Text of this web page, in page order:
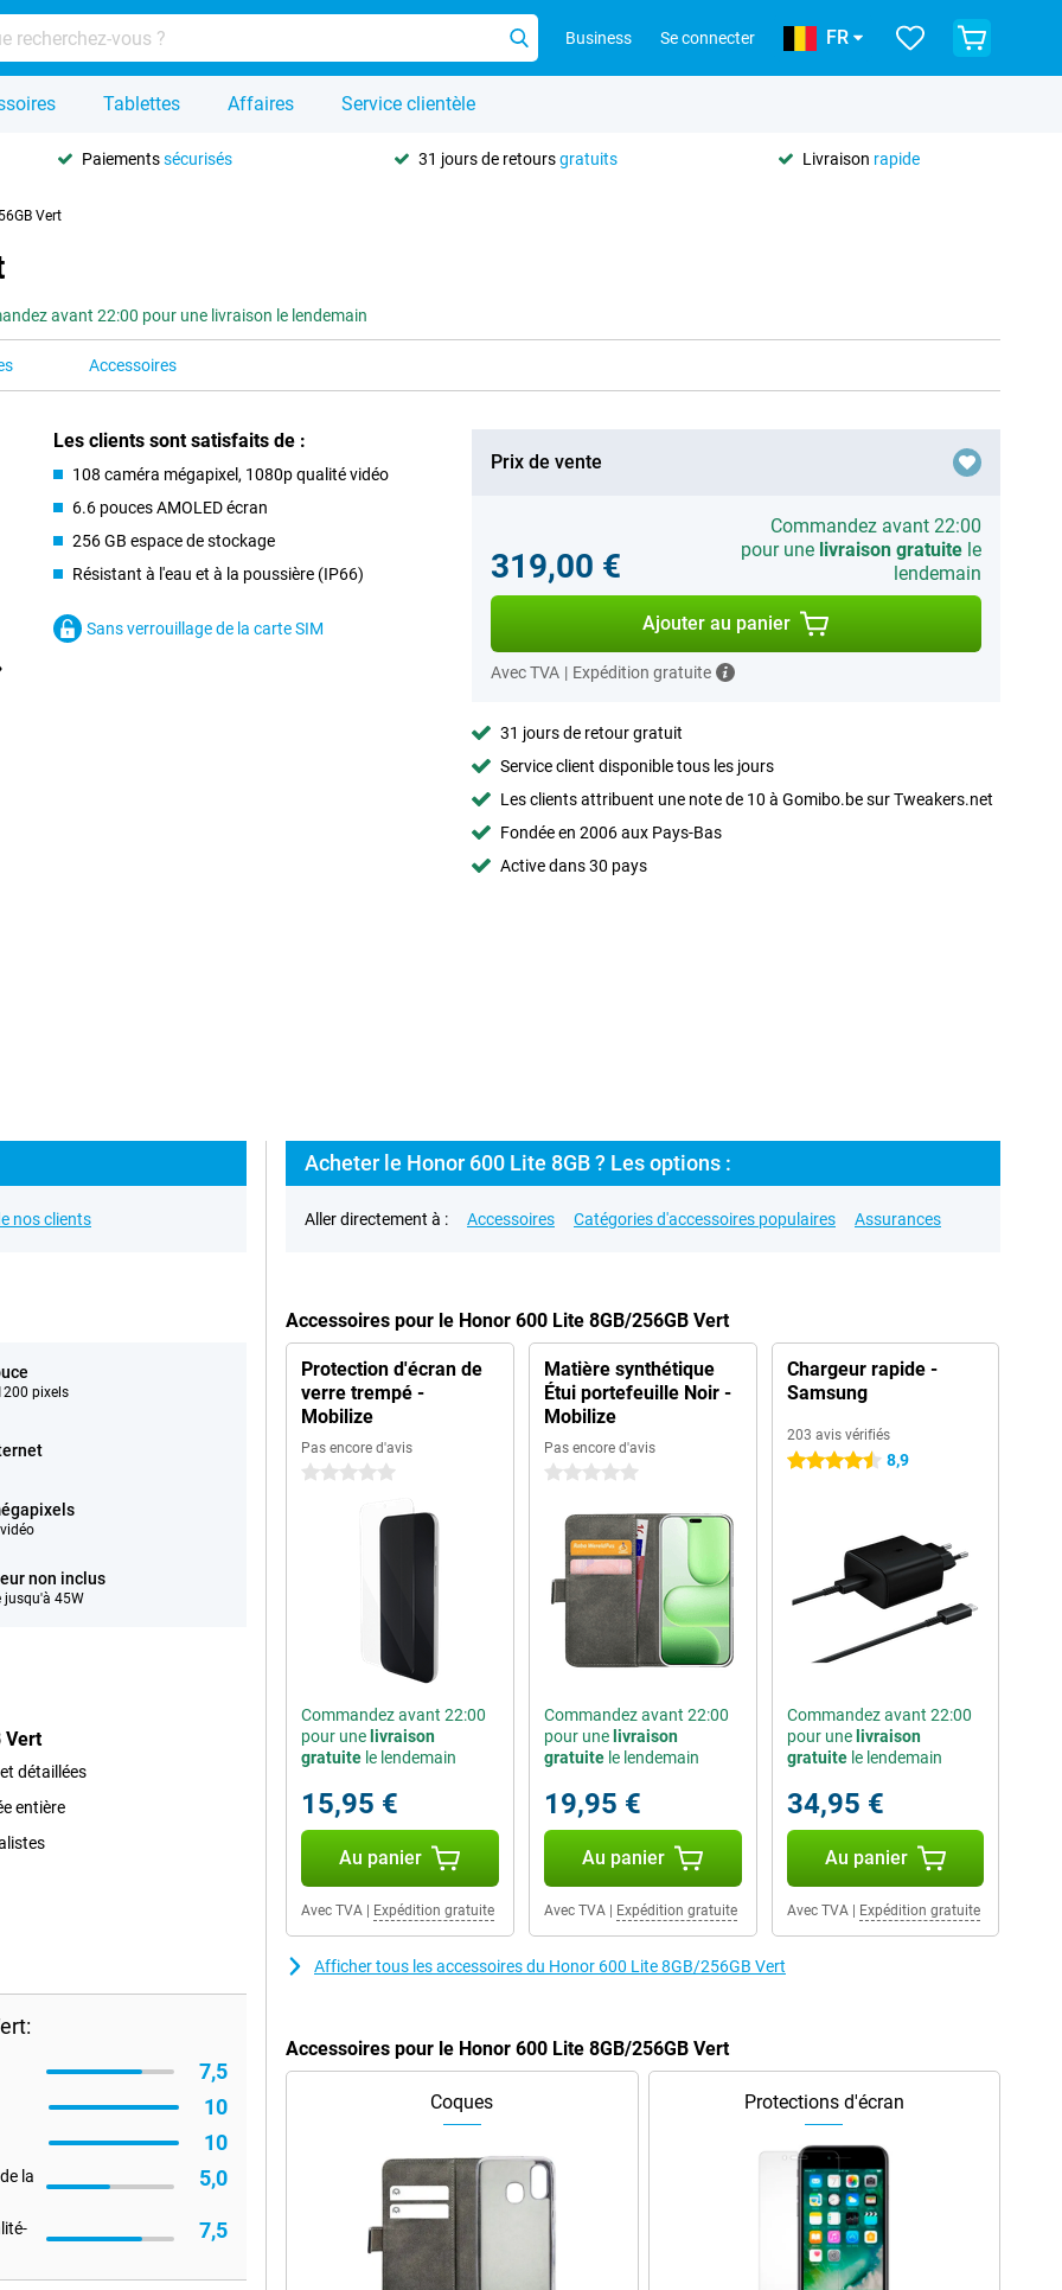
Business Se connecter FR
Tablettes Affaires Service clientèle
Paiementssécurisés 31 jours de retoursgratuits Livraison rapide
Vert
avant 22:00 pour une livraison le lendemain
Accessoires
Les clients sont satisfaits de :
108 caméra mégapixel, 1080p qualité vidéo
6.6 pouces AMOLED écran
256 GB espace de stockage
Résistant à l'eau et à la poussière (IP66)
Sans verrouillage de la carte SIM
Prix de vente
319,00 €
Commandez avant 22:00
pour une livraison gratuitele
lendemain
Ajouter au panier
Avec TVA | Expédition gratuite
31 jours de retour gratuit
Service client disponible tous les jours
Les clients attribuent une note de 10 à Gomibo.be sur Tweakers.net
Fondée en 2006 aux Pays-Bas
Active dans 30 pays
nos clients
pixels
non inclus
jusqu'à 45W
Vert
détaillées
entière
7,5
10
10
la
5,0
7,5
Acheter le Honor 600 Lite 8GB ? Les options :
Aller directement à : Accessoires Catégories d'accessoires populaires Assurances
Accessoires pour le Honor 600 Lite 8GB/256GB Vert
Protection d'écran de
verre trempé -
Mobilize
Pas encore d'avis
0 étoiles
Commandez avant 22:00
pour une livraison
gratuite le lendemain
15,95 €
Au panier
Avec TVA Expédition gratuite
Matière synthétique
Étui portefeuille Noir -
Mobilize
Pas encore d'avis
0 étoiles
Commandez avant 22:00
pour une livraison
gratuitele lendemain
19,95 €
Au panier
Avec TVA| Expédition gratuite
Chargeur rapide -
Samsung
203 avis vérifiés
4.5 étoiles 8,9
Commandez avant 22:00
pour une livraison
gratuitele lendemain
34,95 €
Au panier
Avec TVA| Expédition gratuite
Afficher tous les accessoires du Honor 600 Lite 8GB/256GB Vert
Accessoires pour le Honor 600 Lite 8GB/256GB Vert
Coques Protections d'écran